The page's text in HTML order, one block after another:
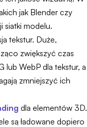
jak Blender czy
siatki modelu.
tekstur. Duże,
zwiększyć czas
lub WebP dla tekstur, a
zmniejszyć ich
dla elementów 3D.
są ładowane dopiero